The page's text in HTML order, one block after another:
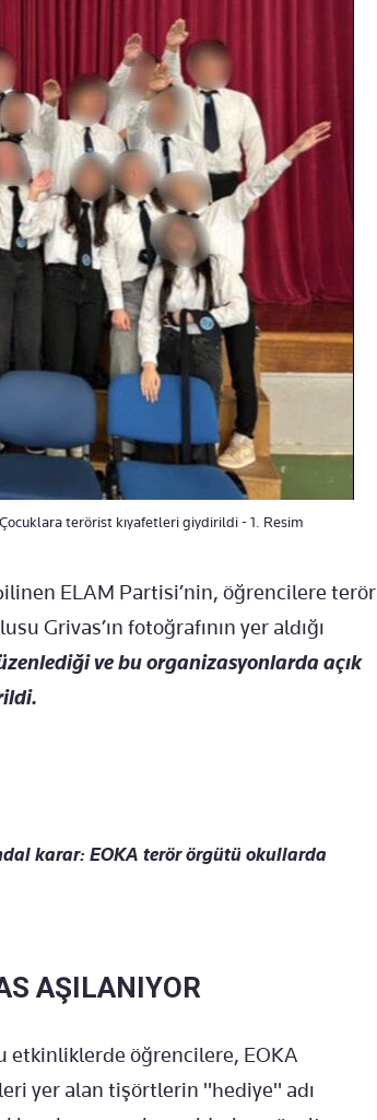
Çocuklara terörist kıyafetleri giydirildi - 1. Resim
ELAM Partisi’nin, öğrencilere terör
Grivas’ın fotoğrafının yer aldığı
ve bu organizasyonlarda açık
karar: EOKA terör örgütü okullarda
AŞILANIYOR
etkinliklerde öğrencilere, EOKA
yer alan tişörtlerin "hediye" adı